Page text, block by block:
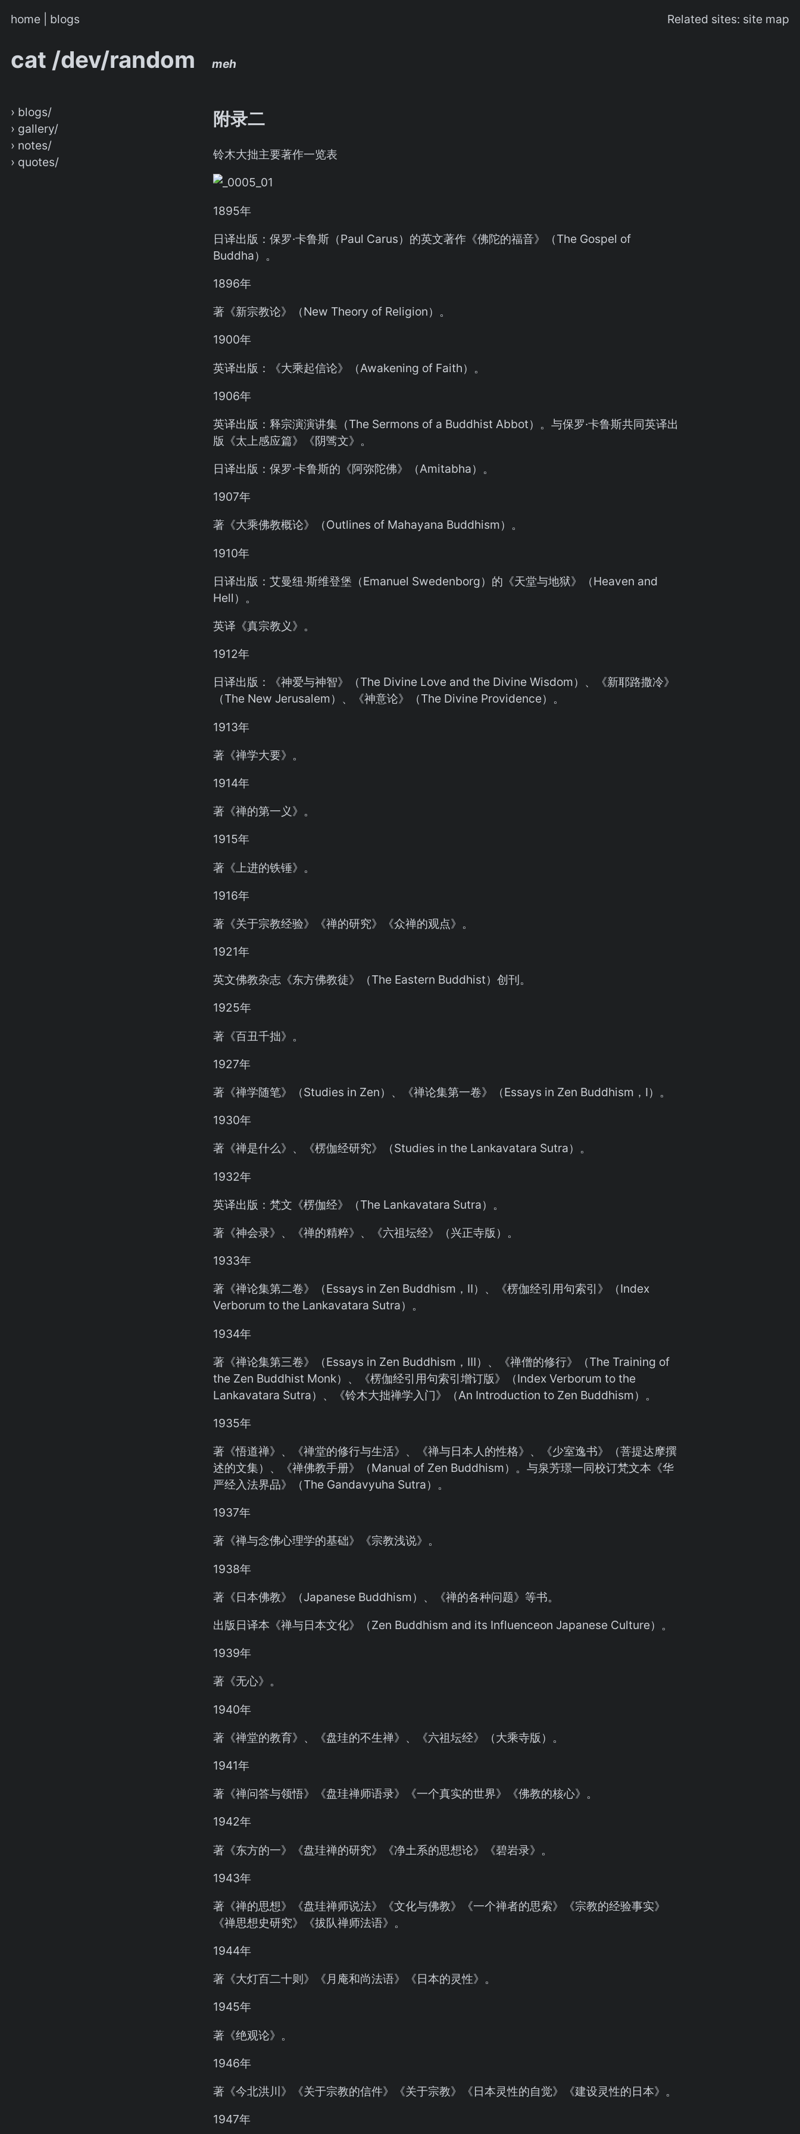
home blogs Related sites: site map
cat /dev/random meh
› blogs/
› gallery/
› notes/
› quotes/
附录二
铃木大拙主要著作一览表
1895年
日译出版：保罗·卡鲁斯（Paul Carus）的英文著作《佛陀的福音》（The Gospel of
Buddha）。
1896年
著《新宗教论》（New Theory of Religion）。
1900年
英译出版：《大乘起信论》（Awakening of Faith）。
1906年
英译出版：释宗演演讲集（The Sermons of a Buddhist Abbot）。与保罗·卡鲁斯共同英译出
版《太上感应篇》《阴骘文》。
日译出版：保罗·卡鲁斯的《阿弥陀佛》（Amitabha）。
1907年
著《大乘佛教概论》（Outlines of Mahayana Buddhism）。
1910年
日译出版：艾曼纽·斯维登堡（Emanuel Swedenborg）的《天堂与地狱》（Heaven and
Hell）。
英译《真宗教义》。
1912年
日译出版：《神爱与神智》（The Divine Love and the Divine Wisdom）、《新耶路撒冷》
（The New Jerusalem）、《神意论》（The Divine Providence）。
1913年
著《禅学大要》。
1914年
著《禅的第一义》。
1915年
著《上进的铁锤》。
1916年
著《关于宗教经验》《禅的研究》《众禅的观点》。
1921年
英文佛教杂志《东方佛教徒》（The Eastern Buddhist）创刊。
1925年
著《百丑千拙》。
1927年
著《禅学随笔》（Studies in Zen）、《禅论集第一卷》（Essays in Zen Buddhism，Ⅰ）。
1930年
著《禅是什么》、《楞伽经研究》（Studies in the Lankavatara Sutra）。
1932年
英译出版：梵文《楞伽经》（The Lankavatara Sutra）。
著《神会录》、《禅的精粹》、《六祖坛经》（兴正寺版）。
1933年
著《禅论集第二卷》（Essays in Zen Buddhism，Ⅱ）、《楞伽经引用句索引》（Index
Verborum to the Lankavatara Sutra）。
1934年
著《禅论集第三卷》（Essays in Zen Buddhism，Ⅲ）、《禅僧的修行》（The Training of
the Zen Buddhist Monk）、《楞伽经引用句索引增订版》（Index Verborum to the
Lankavatara Sutra）、《铃木大拙禅学入门》（An Introduction to Zen Buddhism）。
1935年
著《悟道禅》、《禅堂的修行与生活》、《禅与日本人的性格》、《少室逸书》（菩提达摩撰
述的文集）、《禅佛教手册》（Manual of Zen Buddhism）。与泉芳璟一同校订梵文本《华
严经入法界品》（The Gandavyuha Sutra）。
1937年
著《禅与念佛心理学的基础》《宗教浅说》。
1938年
著《日本佛教》（Japanese Buddhism）、《禅的各种问题》等书。
出版日译本《禅与日本文化》（Zen Buddhism and its Influenceon Japanese Culture）。
1939年
著《无心》。
1940年
著《禅堂的教育》、《盘珪的不生禅》、《六祖坛经》（大乘寺版）。
1941年
著《禅问答与领悟》《盘珪禅师语录》《一个真实的世界》《佛教的核心》。
1942年
著《东方的一》《盘珪禅的研究》《净土系的思想论》《碧岩录》。
1943年
著《禅的思想》《盘珪禅师说法》《文化与佛教》《一个禅者的思索》《宗教的经验事实》
《禅思想史研究》《拔队禅师法语》。
1944年
著《大灯百二十则》《月庵和尚法语》《日本的灵性》。
1945年
著《绝观论》。
1946年
著《今北洪川》《关于宗教的信件》《关于宗教》《日本灵性的自觉》《建设灵性的日本》。
1947年